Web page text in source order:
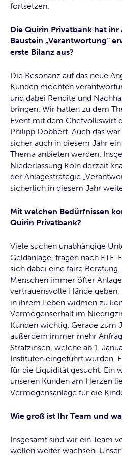
fortsetzen.
Die Quirin Privatbank hat
Baustein „Verantwortung“
erste Bilanz aus?
Die Resonanz auf das neue
Kunden möchten
und dabei Rendite und
bringen. Wir hatten zu dem
Event mit dem Chefvolkswirt
Philipp Dobbert. Auch das
sicher auch in diesem Jahr
Thema anbieten werden.
Niederlassung Köln derzeit
der Anlagestrategie
sicherlich in diesem Jahr
Mit welchen Bedürfnissen
Quirin Privatbank?
Viele suchen unabhängige
Geldanlage, fragen nach
sich dabei eine faire
Menschen immer öfter
vertrauensvolle Hände
in ihrem Leben widmen zu
Vermögenserhalt im
Kunden wichtig. Gerade zum
außerdem immer mehr
Strafzinsen, welche ab 1.
Instituten eingeführt wurden.
für die Liquidität gesucht. Ein
unseren Kunden am Herzen
Vermögensanlage für die
Wie groß ist Ihr Team und
Insgesamt sind wir ein Team
wollen weiter wachsen.